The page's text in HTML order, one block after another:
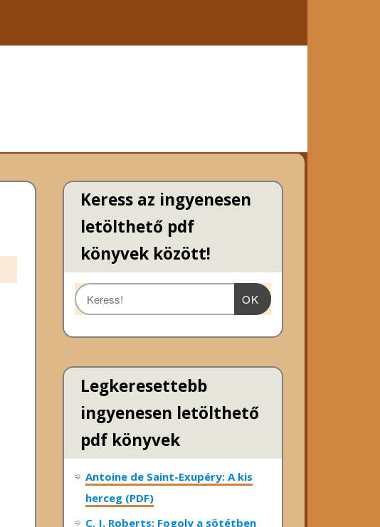
Keress az ingyenesen
letölthető pdf
könyvek között!
OK
Legkeresettebb
ingyenesen letölthető
pdf könyvek
Antoine de Saint-Exupéry: A kis
herceg (PDF)
C. J. Roberts: Fogoly a sötétben